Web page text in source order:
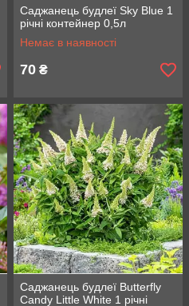
Саджанець будлеї Sky Blue 1
річні контейнер 0,5л
Немає в наявності
70 ₴
Саджанець будлеї Butterfly
Candy Little White 1 річні